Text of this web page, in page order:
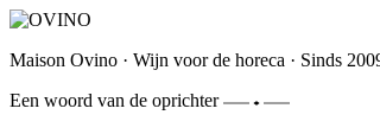
Maison Ovino · Wijn voor de horeca · Sinds
Een woord van de oprichter